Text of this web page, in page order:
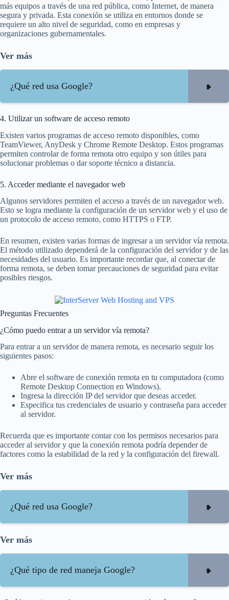
más equipos a través de una red pública, como Internet, de manera
segura y privada. Esta conexión se utiliza en entornos donde se
requiere un alto nivel de seguridad, como en empresas y
organizaciones gubernamentales.
Ver más
¿Qué red usa Google?
4. Utilizar un software de acceso remoto
Existen varios programas de acceso remoto disponibles, como
TeamViewer, AnyDesk y Chrome Remote Desktop. Estos programas
permiten controlar de forma remota otro equipo y son útiles para
solucionar problemas o dar soporte técnico a distancia.
5. Acceder mediante el navegador web
Algunos servidores permiten el acceso a través de un navegador web.
Esto se logra mediante la configuración de un servidor web y el uso de
un protocolo de acceso remoto, como HTTPS o FTP.
En resumen, existen varias formas de ingresar a un servidor vía remota.
El método utilizado dependerá de la configuración del servidor y de las
necesidades del usuario. Es importante recordar que, al conectar de
forma remota, se deben tomar precauciones de seguridad para evitar
posibles riesgos.
Preguntas Frecuentes
¿Cómo puedo entrar a un servidor vía remota?
Para entrar a un servidor de manera remota, es necesario seguir los
siguientes pasos:
Abre el software de conexión remota en tu computadora (como
Remote Desktop Connection en Windows).
Ingresa la dirección IP del servidor que deseas acceder.
Especifica tus credenciales de usuario y contraseña para acceder
al servidor.
Recuerda que es importante contar con los permisos necesarios para
acceder al servidor y que la conexión remota podría depender de
factores como la estabilidad de la red y la configuración del firewall.
Ver más
¿Qué red usa Google?
Ver más
¿Qué tipo de red maneja Google?